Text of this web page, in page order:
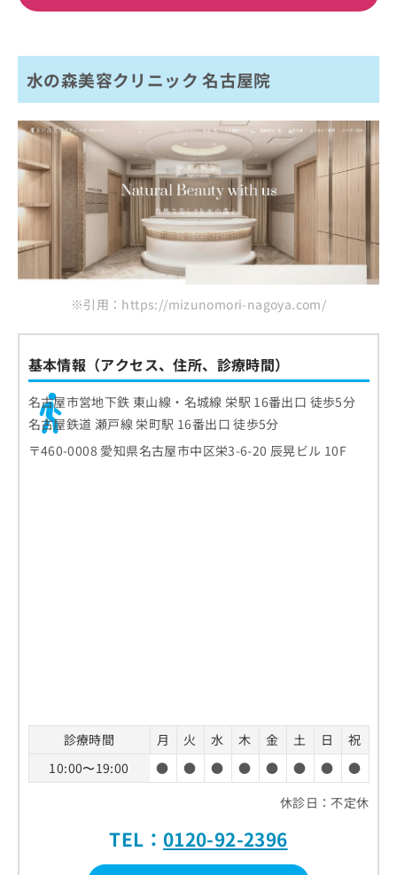
水の森美容クリニック 名古屋院
※引用：https://mizunomori-nagoya.com/
基本情報（アクセス、住所、診療時間）
名古屋市営地下鉄 東山線・名城線 栄駅 16番出口 徒歩5分
名古屋鉄道 瀬戸線 栄町駅 16番出口 徒歩5分
〒460-0008 愛知県名古屋市中区栄3-6-20 辰晃ビル 10F
診療時間 月 火 水 木 金 土 日
祝
10:00〜19:00
● ● ● ● ● ● ●
●
休診日：不定休
TEL： 0120-92-2396